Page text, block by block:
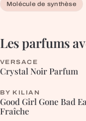
Molécule de synthèse
Les parfums
ORIENTALE
VERSACE
Crystal Noir Parfum
FLEURIE
BY KILIAN
Good Girl Gone Bad
Fraîche